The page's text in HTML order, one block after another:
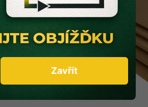
je
či
Zavřít